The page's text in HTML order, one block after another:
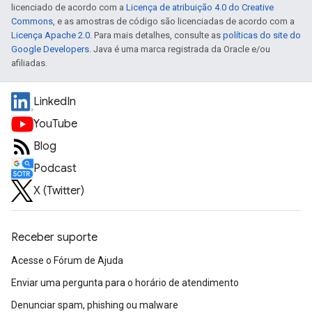
licenciado de acordo com a Licença de atribuição 4.0 do Creative
Commons, e as amostras de código são licenciadas de acordo com a
Licença Apache 2.0. Para mais detalhes, consulte as políticas do site do
Google Developers. Java é uma marca registrada da Oracle e/ou
afiliadas.
LinkedIn
YouTube
Blog
Podcast
X (Twitter)
Receber suporte
Acesse o Fórum de Ajuda
Enviar uma pergunta para o horário de atendimento
Denunciar spam, phishing ou malware